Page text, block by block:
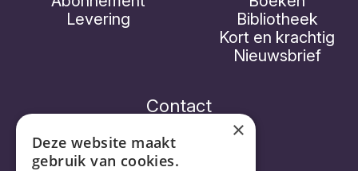
Levering
Bibliotheek
Kort en krachtig
Nieuwsbrief
Contact
×
Deze website maakt
gebruik van cookies.